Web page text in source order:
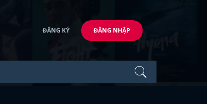
ĐĂNG KÝ ĐĂNG NHẬP